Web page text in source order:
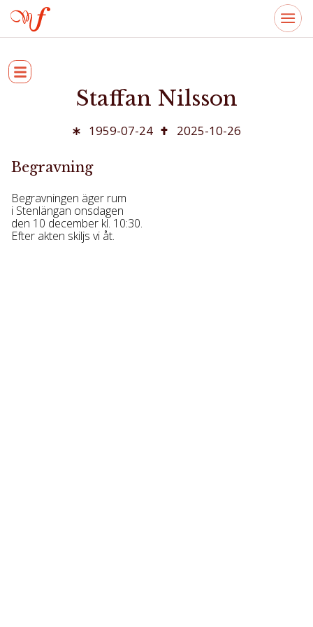
Staffan Nilsson
1959-07-24 2025-10-26
Begravning
Begravningen äger rum
i Stenlängan onsdagen
den 10 december kl. 10:30.
Efter akten skiljs vi åt.